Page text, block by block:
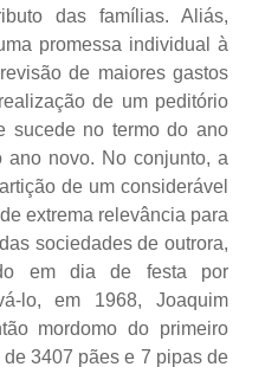
das famílias. Aliás,
promessa individual à
de maiores gastos
de um peditório
sucede no termo do ano
novo. No conjunto, a
de um considerável
extrema relevância para
sociedades de outrora,
em dia de festa por
lo, em 1968, Joaquim
mordomo do primeiro
3407 pães e 7 pipas de